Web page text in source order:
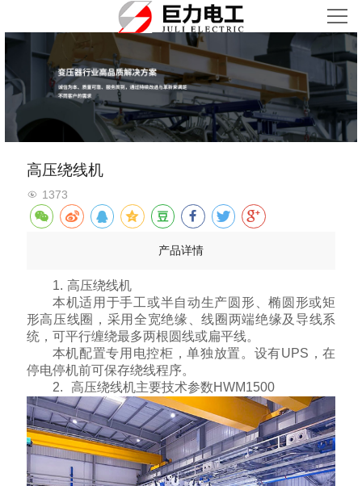
首页
关于我们
产品中心
荣誉资质
合作共赢
联系我们
高压绕线机
1373
产品详情
1. 高压绕线机
本机适用于手工或半自动生产圆形、椭圆形或矩
形高压线圈，采用全宽绝缘、线圈两端绝缘及导线系
统，可平行缠绕最多两根圆线或扁平线。
本机配置专用电控柜，单独放置。设有UPS，在
停电停机前可保存绕线程序。
2. 高压绕线机主要技术参数HWM1500